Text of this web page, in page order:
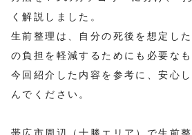
く解説しました。
生前整理は、自分の死後を想定し
の負担を軽減するためにも必要なも
今回紹介した内容を参考に、安心
んでください。